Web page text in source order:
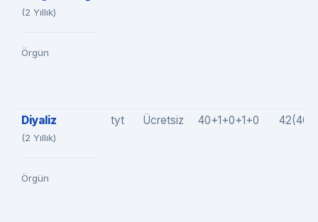
(2 Yıllık)
Örgün
Diyaliz
(2 Yıllık)
Örgün
tyt Ücretsiz 40+1+0+1+0